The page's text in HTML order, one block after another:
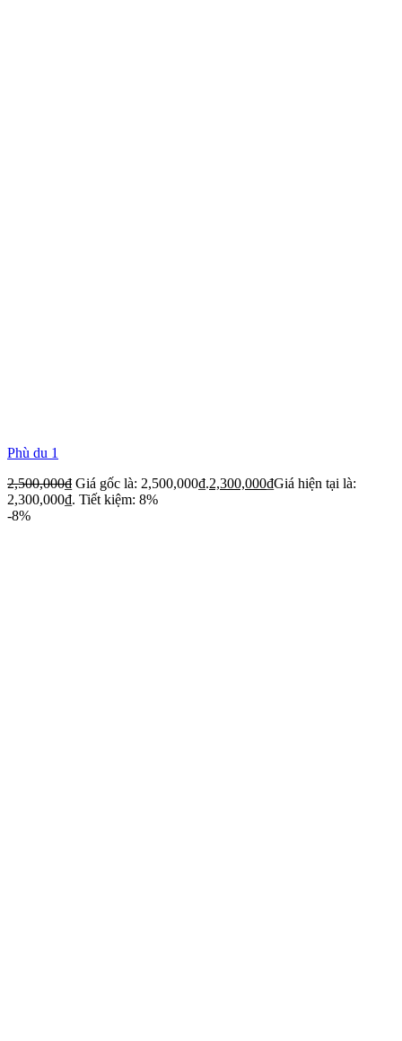
Phù du 1
2,500,000₫ Giá gốc là: 2,500,000₫.2,300,000₫Giá hiện tại là:
2,300,000₫. Tiết kiệm: 8%
-8%